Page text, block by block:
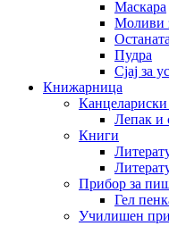
Маскара
Моливи
Пудра
Сјај за
Книжарница
Лепак и
Книги
Прибор за
Гел
Училишен